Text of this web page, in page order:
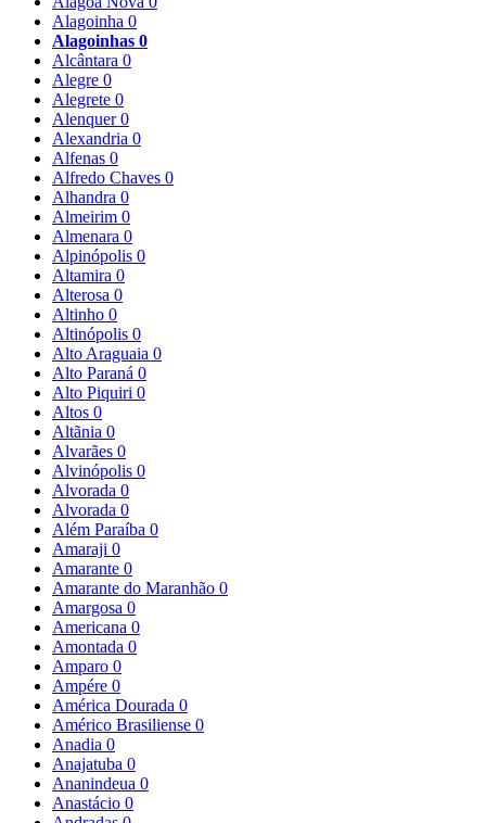
Alagoinha 0
Alagoinhas 0
Alcântara 0
Alegre 0
Alegrete 0
Alenquer0
Alexandria 0
Alfenas 0
Alfredo Chaves 0
Alhandra 0
Almeirim 0
Almenara 0
Alpinópolis 0
Altamira 0
Alterosa 0
Altinho 0
Altinópolis 0
Alto Araguaia 0
Alto Paraná 0
Alto Piquiri 0
Altos 0
Altãnia 0
Alvarães 0
Alvinópolis 0
Alvorada 0
Alvorada 0
Além Paraíba 0
Amaraji 0
Amarante 0
Amarante do Maranhão 0
Amargosa 0
Americana 0
Amontada 0
Amparo 0
Ampére 0
América Dourada 0
Américo Brasiliense 0
Anadia 0
Anajatuba 0
Ananindeua 0
Anastácio 0